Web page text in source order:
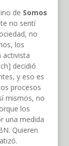
de Somos
no sentí
no
los
activista
decidió
y eso es
procesos
mismos, no
los
una medida
Quieren